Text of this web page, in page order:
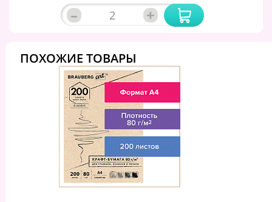
– +
ПОХОЖИЕ ТОВАРЫ